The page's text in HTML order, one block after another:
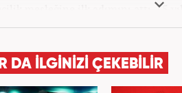
mesleğine ilk adımını attı. 15
görev yaptı. Meslek
DA İLGİNİZİ ÇEKEBİLİR